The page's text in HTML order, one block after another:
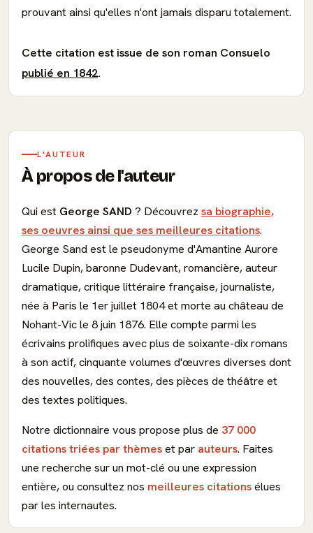
prouvant ainsi qu'elles n'ont jamais disparu totalement.
Cette citation est issue de son roman Consuelo
publié en 1842.
L'AUTEUR
À propos de l'auteur
Qui est George SAND ? Découvrez sa biographie,
ses oeuvres ainsi que ses meilleures citations.
George Sand est le pseudonyme d'Amantine Aurore
Lucile Dupin, baronne Dudevant, romancière, auteur
dramatique, critique littéraire française, journaliste,
née à Paris le 1er juillet 1804 et morte au château de
Nohant-Vic le 8 juin 1876. Elle compte parmi les
écrivains prolifiques avec plus de soixante-dix romans
à son actif, cinquante volumes d'œuvres diverses dont
des nouvelles, des contes, des pièces de théâtre et
des textes politiques.
Notre dictionnaire vous propose plus de 37 000
citations triées par thèmeset par auteurs. Faites
une recherche sur un mot-clé ou une expression
entière, ou consultez nos meilleures citationsélues
par les internautes.